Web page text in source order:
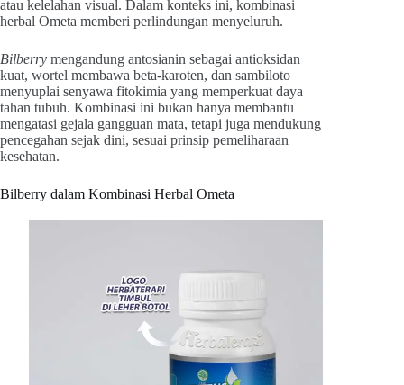
atau kelelahan visual. Dalam konteks ini, kombinasi
herbal Ometa memberi perlindungan menyeluruh.
Bilberry mengandung antosianin sebagai antioksidan
kuat, wortel membawa beta-karoten, dan sambiloto
menyuplai senyawa fitokimia yang memperkuat daya
tahan tubuh. Kombinasi ini bukan hanya membantu
mengatasi gejala gangguan mata, tetapi juga mendukung
pencegahan sejak dini, sesuai prinsip pemeliharaan
kesehatan.
Bilberry dalam Kombinasi Herbal Ometa